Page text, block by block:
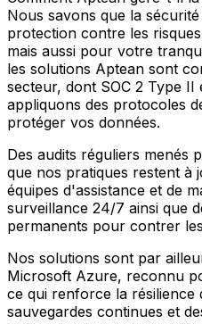
Nous savons que la
protection contre les
mais aussi pour votre
les solutions Aptean sont
secteur, dont SOC 2 Type II
appliquons des protocoles
protéger vos données.
Des audits réguliers menés
que nos pratiques restent à
équipes d'assistance et de
surveillance 24/7 ainsi que
permanents pour contrer
Nos solutions sont par
Microsoft Azure, reconnu
ce qui renforce la résilience
sauvegardes continues et